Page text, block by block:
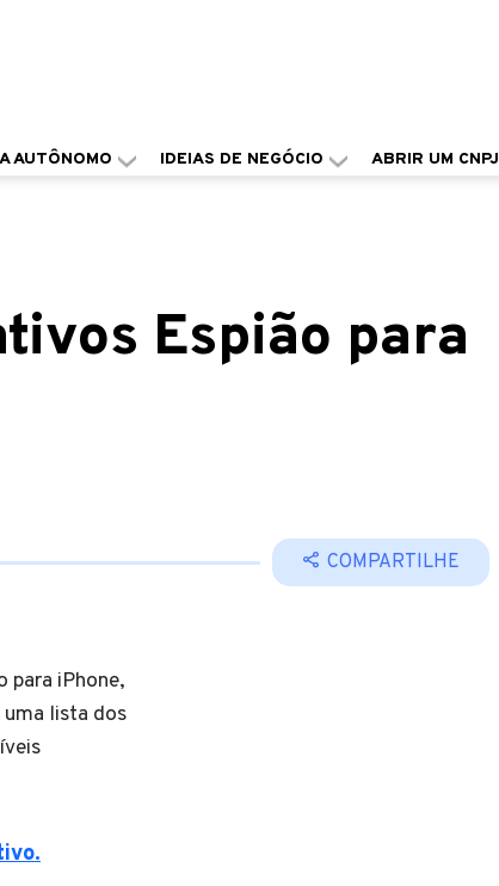
AUTÔNOMO IDEIAS DE NEGÓCIO ABRIR UM CNPJ
Espião para
COMPARTILHE
para iPhone,
lista dos